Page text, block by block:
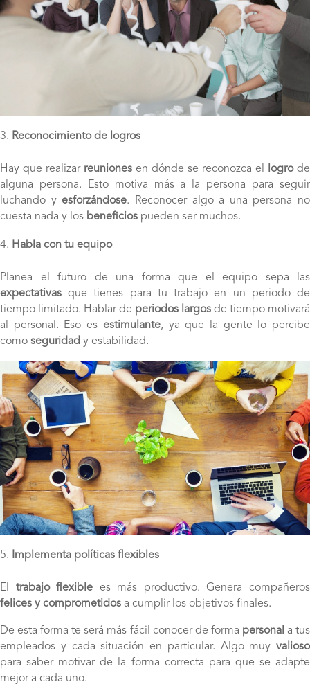
Reconocimiento de logros
Hay que realizar reuniones en dónde se reconozca el logrode
alguna persona. Esto motiva más a la persona para seguir
luchando yesforzándose. Reconocer algo a una persona no
cuesta nada y los beneficios pueden ser muchos.
Habla con tu equipo
Planea el futuro de una forma que el equipo sepa las
expectativas que tienes para tu trabajo en un periodo de
tiempo limitado. Hablar de periodos largos de tiempo motivará
al personal. Eso es estimulante, ya que la gente lo percibe
como seguridad y estabilidad.
Implementa políticas flexibles
El trabajo flexible es más productivo. Genera compañeros
felices y comprometidos a cumplir los objetivos finales.
De esta forma te será más fácil conocer de forma personal a tus
empleados y cada situación en particular. Algo muy valioso
para saber motivar de la forma correcta para que se adapte
mejor a cada uno.